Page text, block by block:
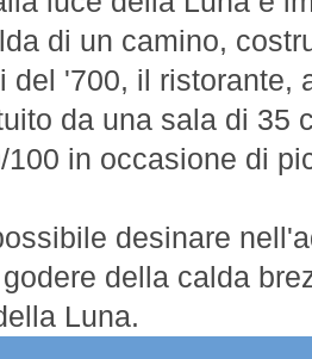
di un camino,
del '700, il ristorante,
da una sala di 35
100 in occasione di
desinare
della calda
Luna.